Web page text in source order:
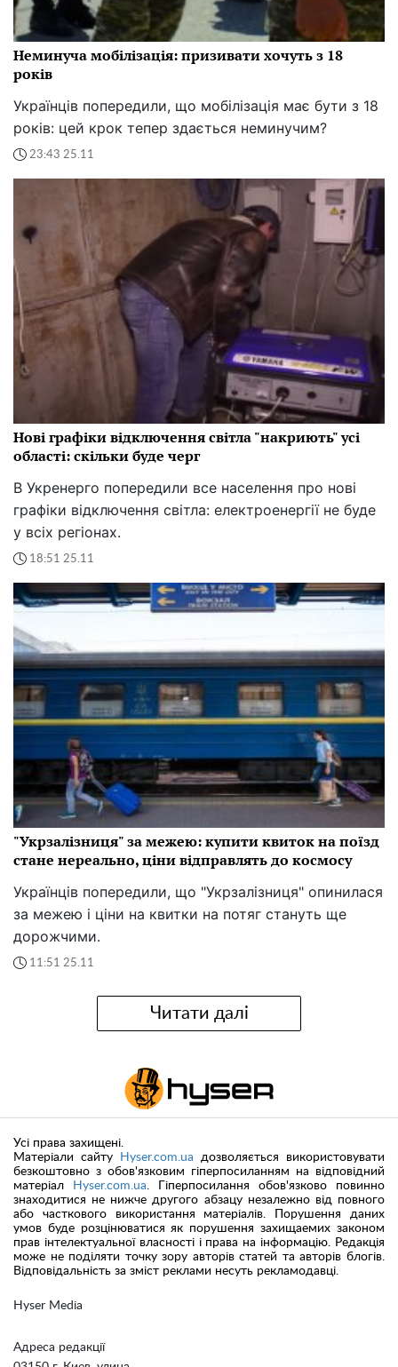
Неминуча мобілізація: призивати хочуть з 18
років
Українців попередили, що мобілізація має бути з 18
років: цей крок тепер здається неминучим?
23:43 25.11
Нові графіки відключення світла "накриють" усі
області: скільки буде черг
В Укренерго попередили все населення про нові
графіки відключення світла: електроенергії не буде
у всіх регіонах.
18:51 25.11
"Укрзалізниця" за межею: купити квиток на поїзд
стане нереально, ціни відправлять до космосу
Українців попередили, що "Укрзалізниця" опинилася
за межею і ціни на квитки на потяг стануть ще
дорожчими.
11:51 25.11
Читати далі
Hyser Media
Адреса редакції
Усі права захищені.
Матеріали сайту
Hyser.com.ua дозволяється використовувати
безкоштовно з обов'язковим гіперпосиланням на відповідний
матеріал
Hyser.com.ua. Гіперпосилання обов'язково повинно
знаходитися не нижче другого абзацу незалежно від повного
або часткового використання матеріалів. Порушення даних
умов буде розцінюватися як порушення захищаемих законом
прав інтелектуальної власності і права на інформацію. Редакція
може не поділяти точку зору авторів статей та авторів блогів.
Відповідальність за зміст реклами несуть рекламодавці.